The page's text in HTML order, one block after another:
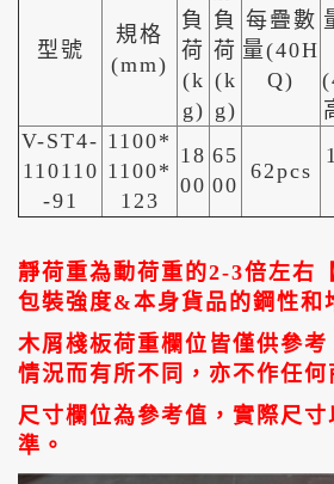
型號
規格
(mm)
負
荷
(k
g)
負
荷
(k
g)
每疊數
量(40H
Q)
V-ST4-
110110
-91
1100*
1100*
123
18
00
65
00
62pcs
靜荷重為動荷重的2-3倍左右
包裝強度&本身貨品的鋼性和
木屑棧板荷重欄位皆僅供參考
情況而有所不同，亦不作任何
尺寸欄位為參考值，實際尺寸
準。